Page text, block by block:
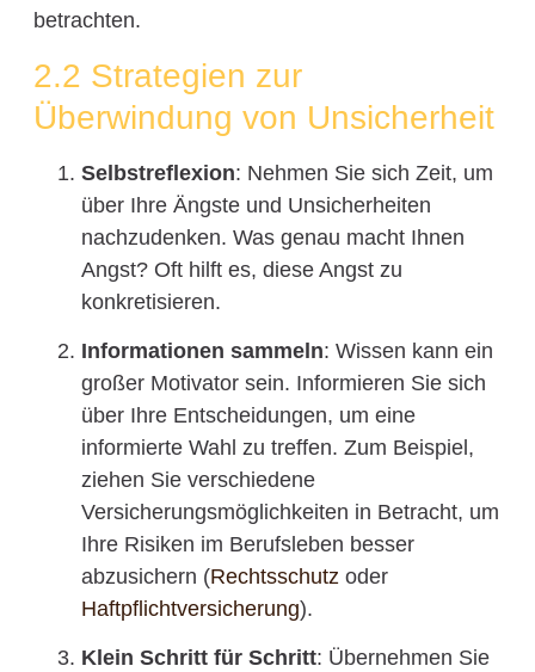
betrachten.
2.2 Strategien zur
Überwindung von Unsicherheit
Selbstreflexion: Nehmen Sie sich Zeit, um
über Ihre Ängste und Unsicherheiten
nachzudenken. Was genau macht Ihnen
Angst? Oft hilft es, diese Angst zu
konkretisieren.
Informationen sammeln: Wissen kann ein
großer Motivator sein. Informieren Sie sich
über Ihre Entscheidungen, um eine
informierte Wahl zu treffen. Zum Beispiel,
ziehen Sie verschiedene
Versicherungsmöglichkeiten in Betracht, um
Ihre Risiken im Berufsleben besser
abzusichern (Rechtsschutzoder
Haftpflichtversicherung).
Klein Schritt für Schritt: Übernehmen Sie